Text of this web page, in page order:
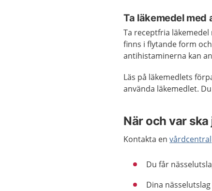
Ta läkemedel med
Ta receptfria
finns i flytande form
antihistaminerna kan
Läs på läkemedlets
använda läkemedlet.
När och var
Kontakta envårdcentral
Du får
Dina